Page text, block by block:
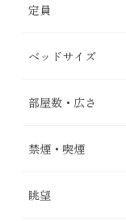
定員
ベッドサイズ
部屋数・広さ
禁煙・喫煙
眺望